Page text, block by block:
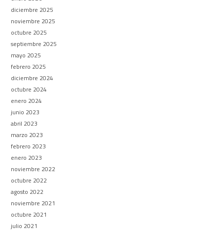
diciembre 2025
noviembre 2025
octubre 2025
septiembre 2025
mayo 2025
febrero 2025
diciembre 2024
octubre 2024
enero 2024
junio 2023
abril 2023
marzo 2023
febrero 2023
enero 2023
noviembre 2022
octubre 2022
agosto 2022
noviembre 2021
octubre 2021
julio 2021